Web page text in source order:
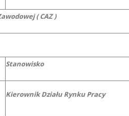
( CAZ )
Stanowisko
Kierownik Działu Rynku Pracy